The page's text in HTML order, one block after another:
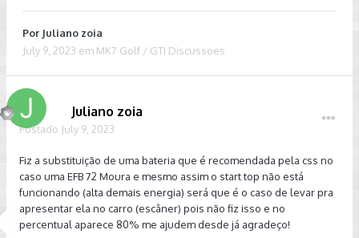
Por Juliano zoia
July 9, 2023 em MK7 Golf / GTI Discussoes
Juliano zoia
Postado July 9, 2023
Fiz a substituição de uma bateria que é recomendada pela css no
caso uma EFB 72 Moura e mesmo assim o start top não está
funcionando (alta demais energia) será que é o caso de levar pra
apresentar ela no carro (escâner) pois não fiz isso e no
percentual aparece 80% me ajudem desde já agradeço!